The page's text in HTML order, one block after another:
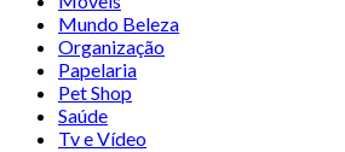
Mundo Beleza
Organização
Papelaria
Pet Shop
Saúde
Tv e Vídeo